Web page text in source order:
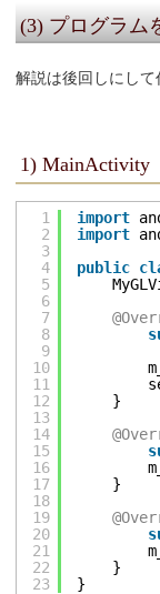
(3) プログラム
解説は後回しにして
1) MainActivity
1
2
3
4
5
6
7
8
9
10
11
12
13
14
15
16
17
18
19
20
21
22
23
import
import
public
}
}
}
}